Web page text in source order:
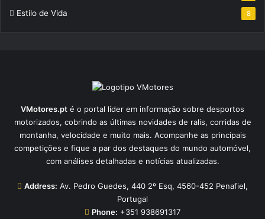
Estilo de Vida 8
VMotores.pt é o portal líder em informação sobre desportos
motorizados, cobrindo as últimas novidades de ralis, corridas de
montanha, velocidade e muito mais. Acompanhe as principais
competições e fique a par dos destaques do mundo automóvel,
com análises detalhadas e notícias atualizadas.
Address: Av. Pedro Guedes, 440 2º Esq, 4560-452 Penafiel,
Portugal
Phone: +351 938691317